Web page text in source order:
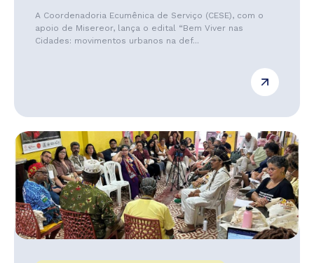
A Coordenadoria Ecumênica de Serviço (CESE), com o
apoio de Misereor, lança o edital “Bem Viver nas
Cidades: movimentos urbanos na def...